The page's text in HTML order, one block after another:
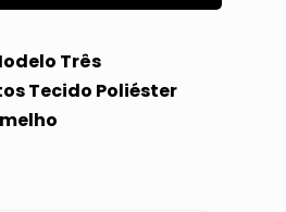
Três
Tecido Poliéster